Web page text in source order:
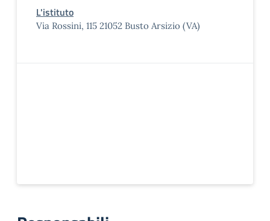
L'istituto
Via Rossini, 115 21052 Busto Arsizio (VA)